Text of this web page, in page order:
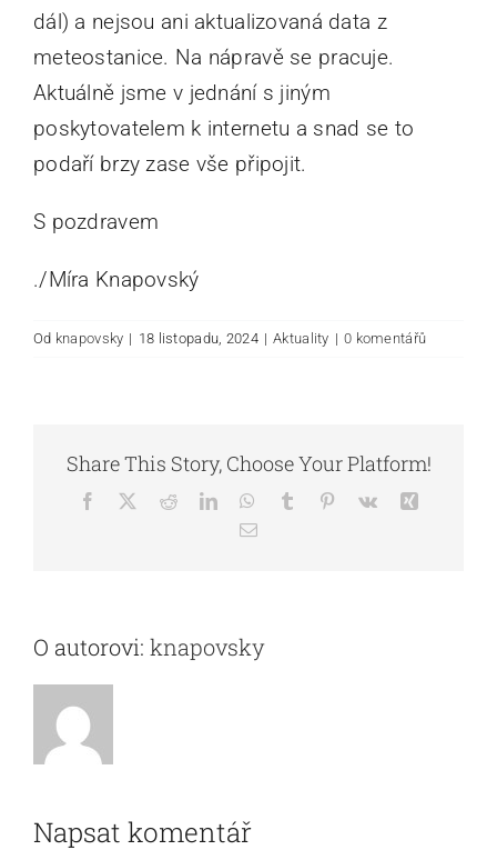
dál) a nejsou ani aktualizovaná data z
meteostanice. Na nápravě se pracuje.
Aktuálně jsme v jednání s jiným
poskytovatelem k internetu a snad se to
podaří brzy zase vše připojit.
S pozdravem
./Míra Knapovský
Od knapovsky | 18 listopadu, 2024 | Aktuality | 0 komentářů
Share This Story, Choose Your Platform!
Facebook RedditLinkedInWhatsApp
Tumblr Pinterest
Vk
E-
O autorovi: knapovsky
Napsat komentář